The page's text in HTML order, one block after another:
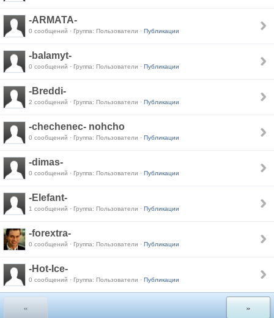
-ARMATA-
0 сообщений · Группа: Пользователи · Публикации
-balamyt-
0 сообщений · Группа: Пользователи · Публикации
-Breddi-
2 сообщений · Группа: Пользователи · Публикации
-chechenec- nohcho
0 сообщений · Группа: Пользователи · Публикации
-dimas-
0 сообщений · Группа: Пользователи · Публикации
-Elefant-
1 сообщений · Группа: Пользователи · Публикации
-forextra-
0 сообщений · Группа: Пользователи · Публикации
-Hot-Ice-
0 сообщений · Группа: Пользователи · Публикации
« »